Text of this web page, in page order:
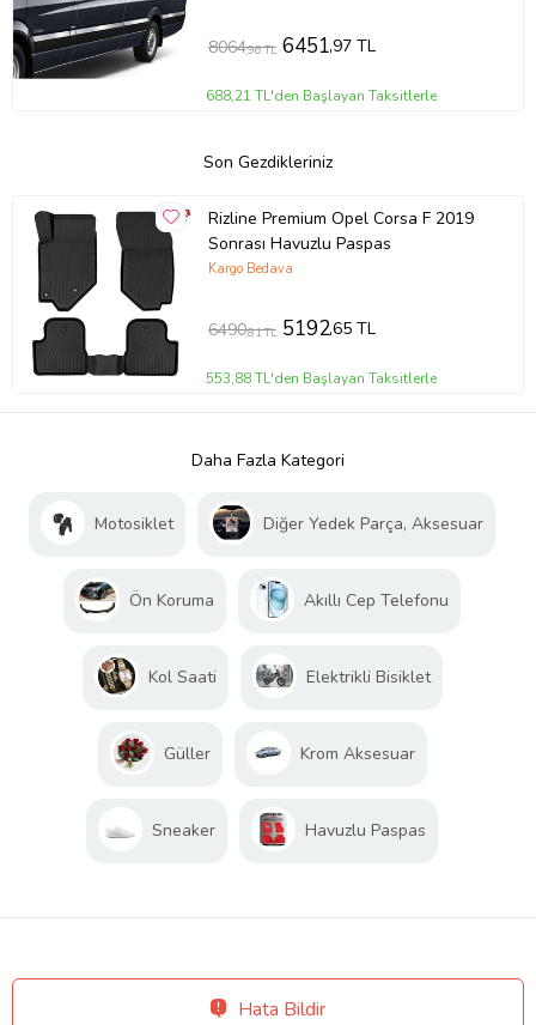
8064,96 TL 6451,97 TL
688,21 TL'den Başlayan Taksitlerle
Son Gezdikleriniz
Rizline Premium Opel Corsa F 2019
Sonrası Havuzlu Paspas
Kargo Bedava
6490,81 TL 5192,65 TL
553,88 TL'den Başlayan Taksitlerle
Daha Fazla Kategori
Motosiklet Diğer Yedek Parça, Aksesuar
Ön Koruma Akıllı Cep Telefonu
Kol Saati Elektrikli Bisiklet
Güller Krom Aksesuar
Sneaker Havuzlu Paspas
Hata Bildir